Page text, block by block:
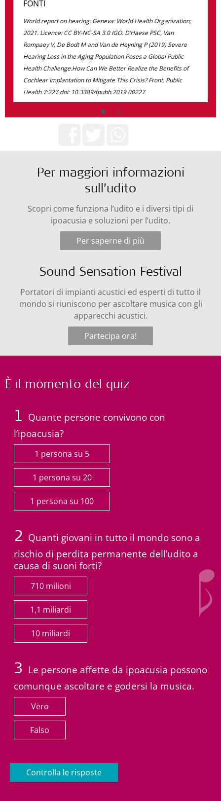
FONTI
World report on hearing. Geneva: World Health Organization;
2021. Licence: CC BY-NC-SA 3.0 IGO. D’Haese PSC, Van
Rompaey V, De Bodt M and Van de Heyning P (2019) Severe
Hearing Loss in the Aging Population Poses a Global Public
Health Challenge.How Can We Better Realize the Benefits of
Cochlear Implantation to Mitigate This Crisis? Front. Public
Health 7:227.doi: 10.3389/fpubh.2019.00227
Per maggiori informazioni
sull’udito
Scopri come funziona l’udito e i diversi tipi di
ipoacusia e soluzioni per l’udito.
Per saperne di più
Sound Sensation Festival
Portatori di impianti acustici ed esperti di tutto il
mondo si riuniscono per ascoltare musica con gli
apparecchi acustici.
Partecipa ora!
È il momento del quiz
1 Quante persone convivono con
l’ipoacusia?
1 persona su 5
1 persona su 20
1 persona su 100
2 Quanti giovani in tutto il mondo sono a
rischio di perdita permanente dell’udito a
causa di suoni forti?
710 milioni
1,1 miliardi
10 miliardi
3 Le persone affette da ipoacusia possono
comunque ascoltare e godersi la musica.
Vero
Falso
Controlla le risposte